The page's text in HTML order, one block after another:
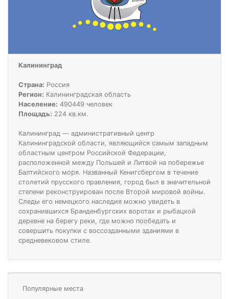
Калининград
Страна: Россия
Регион: Калининградская область
Население: 490449 человек
Площадь: 224 кв.км.
Калининград — административный центр
Калининградской области, являющийся самым западным
областным центром Российской Федерации,
расположенной между Польшей и Литвой на побережье
Балтийского моря. Названный Кенигсбергом в течение
столетий прусского правления, город был в значительной
степени реконструирован после Второй мировой войны.
Следы его немецкого наследия можно увидеть в
сохранившихся Бранденбургских воротах и рыбацкой
деревне на берегу реки, где можно пообедать и
совершить покупки с воссозданными зданиями в
средневековом стиле.
Популярные места